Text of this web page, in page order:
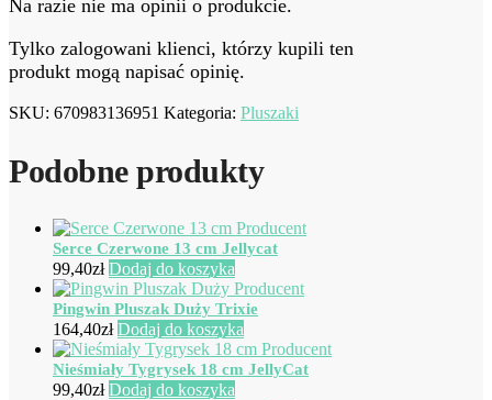
Na razie nie ma opinii o produkcie.
Tylko zalogowani klienci, którzy kupili ten
produkt mogą napisać opinię.
SKU: 670983136951 Kategoria: Pluszaki
Podobne produkty
Serce Czerwone 13 cm Jellycat
99,40zł Dodaj do koszyka
Pingwin Pluszak Duży Trixie
164,40zł Dodaj do koszyka
Nieśmiały Tygrysek 18 cm JellyCat
99,40zł Dodaj do koszyka